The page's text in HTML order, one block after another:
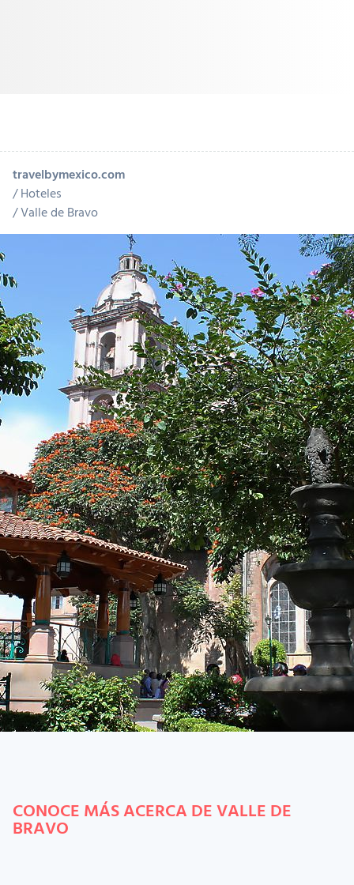
travelbymexico.com
Hoteles
Valle de Bravo
CONOCE MÁS ACERCA DE VALLE DE
BRAVO